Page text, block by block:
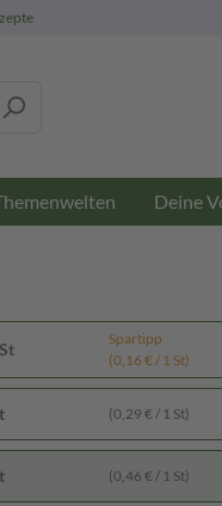
Deine
Spartipp
(0,16 € / 1 St)
(0,29 € / 1 St)
(0,46 € / 1 St)